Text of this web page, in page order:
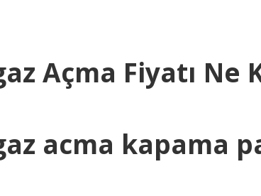
Açma Fiyatı Ne
acma kapama